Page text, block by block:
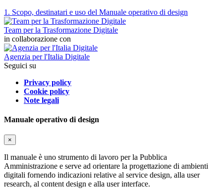
1. Scopo, destinatari e uso del Manuale operativo di design
Team per la Trasformazione Digitale
in collaborazione con
Agenzia per l'Italia Digitale
Seguici su
Privacy policy
Cookie policy
Note legali
Manuale operativo di design
×
Il manuale è uno strumento di lavoro per la Pubblica
Amministrazione e serve ad orientare la progettazione di ambienti
digitali fornendo indicazioni relative al service design, alla user
research, al content design e alla user interface.